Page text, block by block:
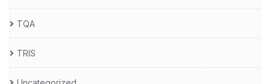
TQA
TRIS